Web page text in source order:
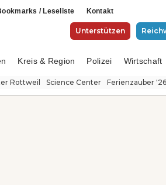
/ Leseliste Kontakt
Unterstützen
Kreis & Region Polizei Wirtschaft
Rottweil Science Center Ferienzauber '26